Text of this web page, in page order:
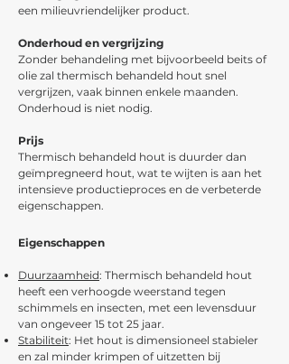
een milieuvriendelijker product.
Onderhoud en vergrijzing
Zonder behandeling met bijvoorbeeld beits of
olie zal thermisch behandeld hout snel
vergrijzen, vaak binnen enkele maanden.
Onderhoud is niet nodig.
Prijs
Thermisch behandeld hout is duurder dan
geïmpregneerd hout, wat te wijten is aan het
intensieve productieproces en de verbeterde
eigenschappen.
Eigenschappen
Duurzaamheid: Thermisch behandeld hout
heeft een verhoogde weerstand tegen
schimmels en insecten, met een levensduur
van ongeveer 15 tot 25 jaar.
Stabiliteit: Het hout is dimensioneel stabieler
en zal minder krimpen of uitzetten bij